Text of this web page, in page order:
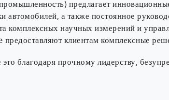
предлагает
автомобилей, а также постоянное
комплексных научных измерений и
клиентам комплексные
благодаря прочному лидерству,